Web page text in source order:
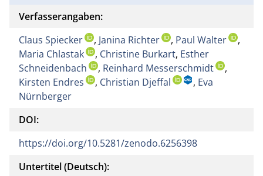
Verfasserangaben:
Claus Spiecker
, Janina Richter , Paul Walter
,
Maria Chlastak
, Christine Burkart, Esther
Schneidenbach
, Reinhard Messerschmidt
,
Kirsten Endres
, Christian Djeffal , Eva
Nürnberger
DOI:
https://doi.org/10.5281/zenodo.6256398
Untertitel (Deutsch):